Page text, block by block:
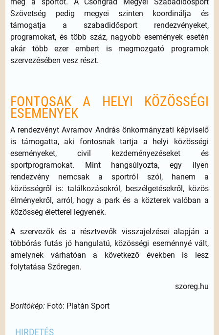
Szövetség pedig megyei szinten koordinálja és
támogatja a szabadidősport rendezvényeket,
programokat, és több száz, nagyobb események esetén
akár több ezer embert is megmozgató programok
szervezésében vesz részt.
FONTOSAK A HELYI KÖZÖSSÉGI
ESEMÉNYEK
A rendezvényt Avramov András önkormányzati képviselő
is támogatta, aki fontosnak tartja a helyi közösségi
eseményeket, civil kezdeményezéseket és
sportprogramokat. Mint hangsúlyozta, egy ilyen
rendezvény nemcsak a sportról szól, hanem a
közösségről is: találkozásokról, beszélgetésekről, közös
élményekről, arról, hogy a park és a közterek valóban a
közösség életterei legyenek.
A szervezők és a résztvevők visszajelzései alapján a
többórás futás jó hangulatú, közösségi eseménnyé vált,
amelynek várhatóan a következő években is lesz
folytatása Szőregen.
szoreg.hu
Borítókép: Fotó: Platán Sport
HIRDETÉS